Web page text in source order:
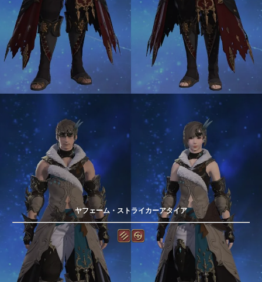
ヤフェーム・ストライカーアタイア